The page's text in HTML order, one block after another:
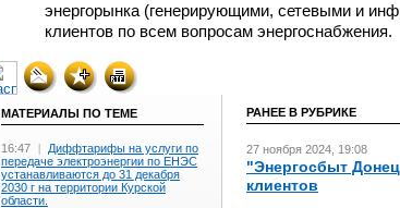
энергорынка (генерирующими, сетевыми и
клиентов по всем вопросам энергоснабжения.
МАТЕРИАЛЫ ПО ТЕМЕ
16:47 |
Диффтарифы на услуги по
передаче электроэнергии по ЕНЭС
устанавливаются до 31 декабря
2030 г на территории Курской
области.
РАНЕЕ В РУБРИКЕ
27 ноября 2024, 19:08
"Энергосбыт
клиентов